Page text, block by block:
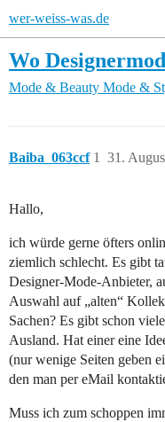
wer-weiss-was.de
Wo
Mode & Beauty Mode &
Baiba_063ccf 31.
1
Hallo,
ich würde gerne öfters
ziemlich schlecht. Es gibt
Designer-Mode-Anbieter,
Auswahl auf „alten“
Sachen? Es gibt schon
Ausland. Hat einer eine
(nur wenige Seiten geben
den man per eMail
Muss ich zum schoppen